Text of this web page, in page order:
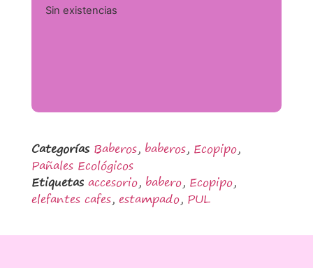
Sin existencias
Categorías Baberos, baberos, Ecopipo,
Pañales Ecológicos
Etiquetas accesorio, babero, Ecopipo,
elefantes cafes, estampado, PUL